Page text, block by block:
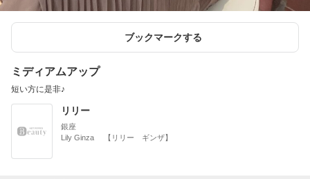
ブックマークする
ミディアムアップ
短い方に是非♪
リリー
銀座
Lily Ginza 【リリー ギンザ】